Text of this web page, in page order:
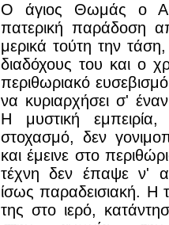
Ο άγιος Θωμάς ο
πατερική παράδοση
μερικά τούτη την
διαδόχους του και ο
περιθωριακό
να κυριαρχήσει σ'
Η μυστική
στοχασμό, δεν
και έμεινε στο
τέχνη δεν έπαψε ν'
ίσως παραδεισιακή. Η
της στο ιερό,